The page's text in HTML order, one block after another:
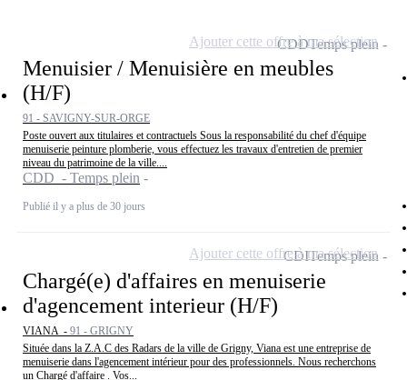
Menuisier / Menuisière en meubles
(H/F)
91 - SAVIGNY-SUR-ORGE
Poste ouvert aux titulaires et contractuels Sous la responsabilité du chef d'équipe
menuiserie peinture plomberie, vous effectuez les travaux d'entretien de premier
niveau du patrimoine de la ville....
CDD - Temps plein
Publié il y a plus de 30 jours
CDDTemps plein
Ajouter cette offre à ma sélection
Chargé(e) d'affaires en menuiserie
d'agencement interieur (H/F)
VIANA - 91 - GRIGNY
Située dans la Z.A.C des Radars de la ville de Grigny, Viana est une entreprise de
menuiserie dans l'agencement intérieur pour des professionnels. Nous recherchons
un Chargé d'affaire . Vos...
CDITemps plein
Ajouter cette offre à ma sélection